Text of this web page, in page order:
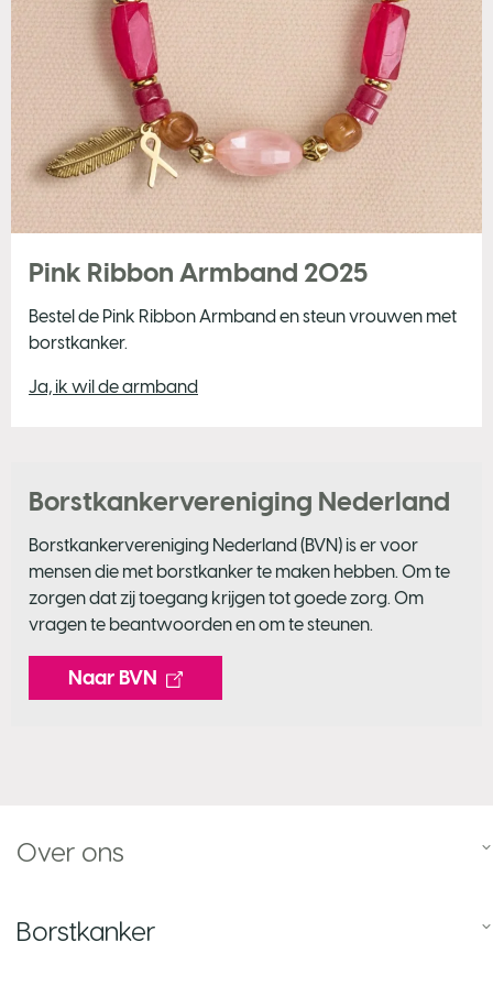
Pink Ribbon Armband 2025
Bestel de Pink Ribbon Armband en steun vrouwen met
borstkanker.
Ja, ik wil de armband
Borstkankervereniging Nederland
Borstkankervereniging Nederland (BVN) is er voor
mensen die met borstkanker te maken hebben. Om te
zorgen dat zij toegang krijgen tot goede zorg. Om
vragen te beantwoorden en om te steunen.
Naar BVN
Over ons
Borstkanker